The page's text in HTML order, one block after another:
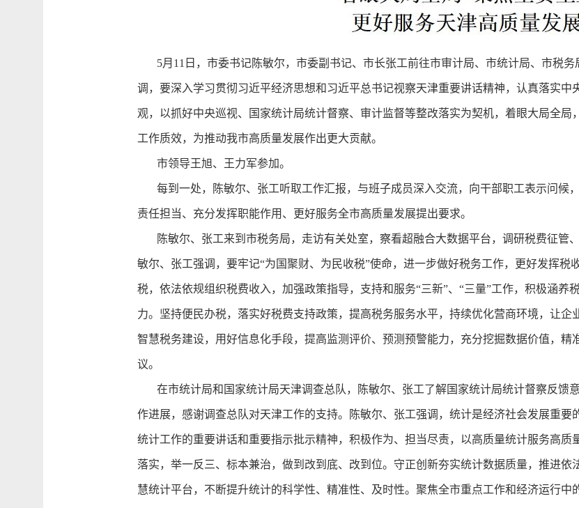
5月11日，市委书记陈敏尔，市委副书记、市长张工前往市审计局、市统计局、市税务
调，要深入学习贯彻习近平经济思想和习近平总书记视察天津重要讲话精神，认真落实中
观，以抓好中央巡视、国家统计局统计督察、审计监督等整改落实为契机，着眼大局全
工作质效，为推动我市高质量发展作出更大贡献。
市领导王旭、王力军参加。
每到一处，陈敏尔、张工听取工作汇报，与班子成员深入交流，向干部职工表示问候
责任担当、充分发挥职能作用、更好服务全市高质量发展提出要求。
陈敏尔、张工来到市税务局，走访有关处室，察看超融合大数据平台，调研税费征管
敏尔、张工强调，要牢记“为国聚财、为民收税”使命，进一步做好税务工作，更好发挥税
税，依法依规组织税费收入，加强政策指导，支持和服务“三新”、“三量”工作，积极涵养
力。坚持便民办税，落实好税费支持政策，提高税务服务水平，持续优化营商环境，让
智慧税务建设，用好信息化手段，提高监测评价、预测预警能力，充分挖掘数据价值，精
议。
在市统计局和国家统计局天津调查总队，陈敏尔、张工了解国家统计局统计督察反馈
作进展，感谢调查总队对天津工作的支持。陈敏尔、张工强调，统计是经济社会发展重
统计工作的重要讲话和重要指示批示精神，积极作为、担当尽责，以高质量统计服务高
落实，举一反三、标本兼治，做到改到底、改到位。守正创新夯实统计数据质量，推进
慧统计平台，不断提升统计的科学性、精准性、及时性。聚焦全市重点工作和经济运行